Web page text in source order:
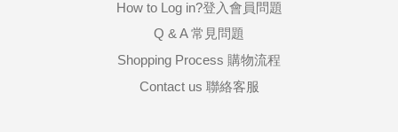
How to Log in?登入會員問題
Q & A 常見問題
Shopping Process 購物流程
Contact us 聯絡客服